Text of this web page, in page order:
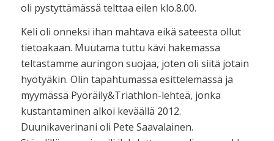
oli pystyttämässä telttaa eilen klo.8.00.
Keli oli onneksi ihan mahtava eikä sateesta ollut
tietoakaan. Muutama tuttu kävi hakemassa
teltastamme auringon suojaa, joten oli siitä jotain
hyötyäkin. Olin tapahtumassa esittelemässä ja
myymässä Pyöräily&Triathlon-lehteä, jonka
kustantaminen alkoi keväällä 2012.
Duunikaverinani oli Pete Saavalainen.